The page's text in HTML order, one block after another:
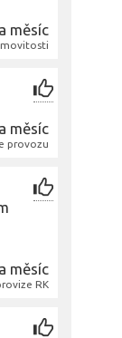
měsíc
měsíc
provozu
měsíc
RK